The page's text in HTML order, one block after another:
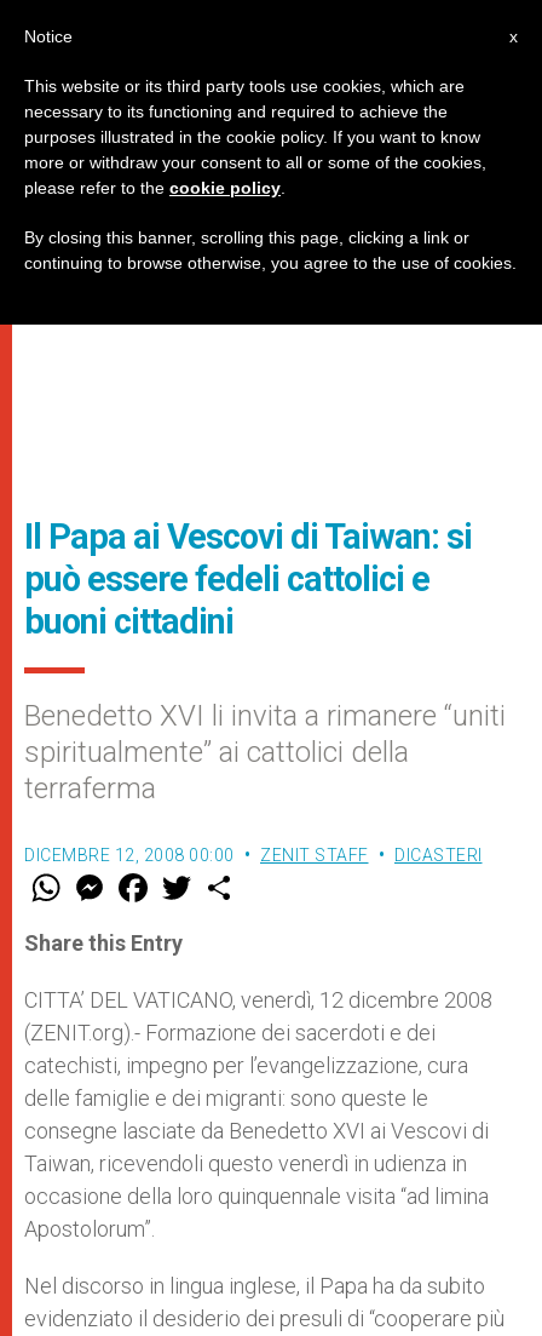
Il Papa ai Vescovi di Taiwan: si
può essere fedeli cattolici e
buoni cittadini
Benedetto XVI li invita a rimanere “uniti
spiritualmente” ai cattolici della
terraferma
DICEMBRE 12, 2008 00:00 ZENIT STAFF DICASTERI
W
t
s
p
p
M
e
s
e
g
e
r
F
a
e
b
o
k
w
r
Share this Entry
CITTA’ DEL VATICANO, venerdì, 12 dicembre 2008
(ZENIT.org).- Formazione dei sacerdoti e dei
catechisti, impegno per l’evangelizzazione, cura
delle famiglie e dei migranti: sono queste le
consegne lasciate da Benedetto XVI ai Vescovi di
Taiwan, ricevendoli questo venerdì in udienza in
occasione della loro quinquennale visita “ad limina
Apostolorum”.
Nel discorso in lingua inglese, il Papa ha da subito
evidenziato il desiderio dei presuli di “cooperare più
x
Notice
This website or its third party tools use cookies, which are
necessary to its functioning and required to achieve the
purposes illustrated in the cookie policy. If you want to know
more or withdraw your consent to all or some of the cookies,
please refer to the cookie policy
By closing this banner, scrolling this page, clicking a link or
continuing to browse otherwise, you agree to the use of cookies.